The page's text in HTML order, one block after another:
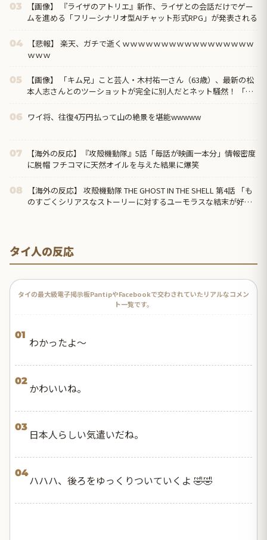
03
【画像】 『ライザのアトリエ』新作、ライザとの会話だけでゲー
ムを進める「フリーシナリオ型AIチャット形式RPG」が発表される
04
【悲報】 楽天、ガチで逝くｗｗｗｗｗｗｗｗｗｗｗｗｗｗｗｗｗ
ｗｗｗ
05
【画像】 「キム兄」こと芸人・木村祐一さん（63歳）、最新の松
本人志さんとのツーショットが完全に別人だとネット騒然！ 「マ
06 ワイ将、往復4万円払って山の絶景を堪能wwwww
07
【海外の反応】『攻殻機動隊』5話「毎話が映画一本分」情報密度
に脱帽 フチコマに天然オイルを与えた結果に爆笑
08
【海外の反応】 攻殻機動隊 THE GHOST IN THE SHELL 第4話 「も
のすごくシリアスなストーリーに対するユーモラスな結末が好
タイ人の反応
タイの最大級電子掲示板PantipやFacebookで交わされていたリアルなコメン
ト一覧です。
01
わかったよ〜
02
かわいいね。
03
日本人らしい気遣いだね。
04
ハハハ、後ろをゆっくりついていくよ 🤣🤣